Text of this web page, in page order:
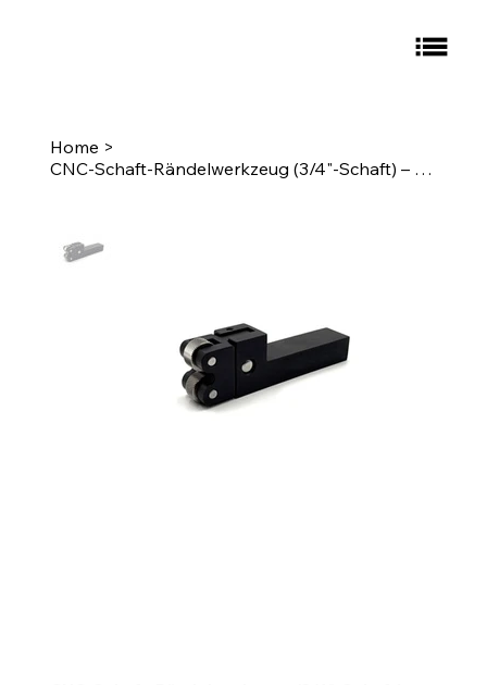
Home >
CNC-Schaft-Rändelwerkzeug (3/4"-Schaft) – Rändelung: E